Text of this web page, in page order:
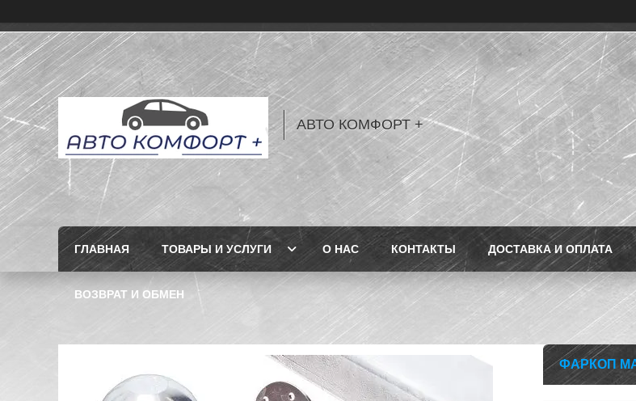
АВТО КОМФОРТ +
ГЛАВНАЯ ТОВАРЫ И УСЛУГИ О НАС КОНТАКТЫ ДОСТАВКА И ОПЛАТА
ВОЗВРАТ И ОБМЕН
ФАРКОП